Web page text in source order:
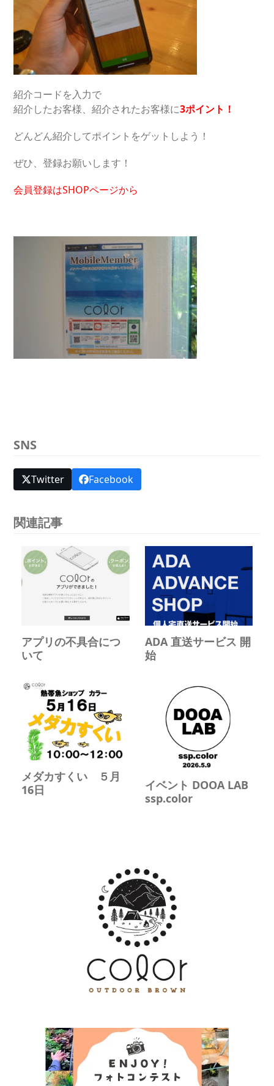
紹介コードを入力で
紹介したお客様、紹介されたお客様に3ポイン ト ！
どんどん紹介してポイントをゲットしよう！
ぜひ、登録お願いします！
会員登録はSHOPページから
SNS
Twitter Facebook
関連記事
アプリの不具合につ
いて
ADA 直送サービス 開
始
メダカすくい ５月
16日
イベント DOOA LAB
ssp.color